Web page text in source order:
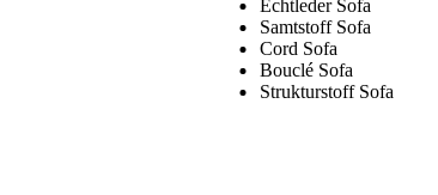
Echtleder Sofa
Samtstoff Sofa
Cord Sofa
Bouclé Sofa
Strukturstoff Sofa